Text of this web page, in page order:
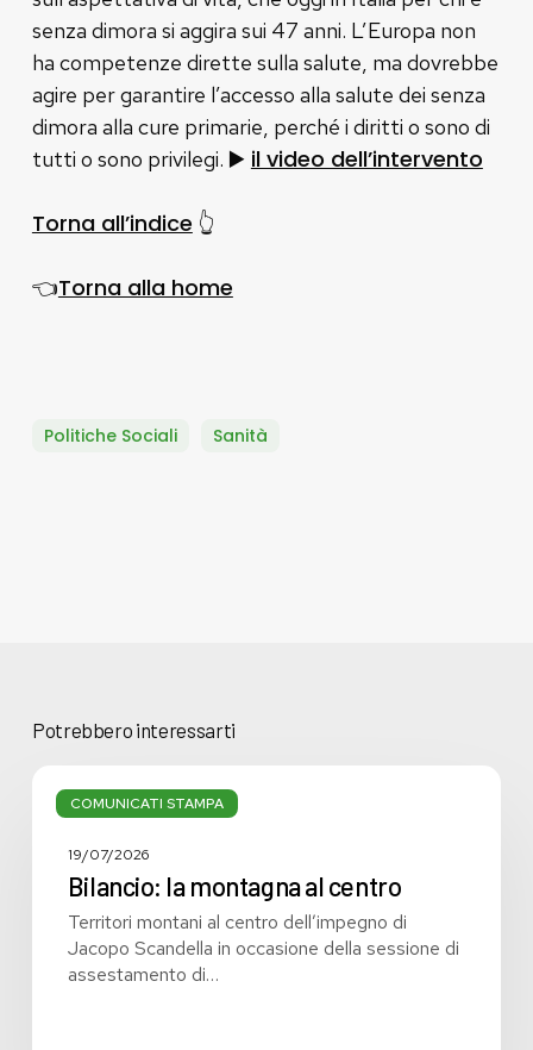
senza dimora si aggira sui 47 anni. L’Europa non
ha competenze dirette sulla salute, ma dovrebbe
agire per garantire l’accesso alla salute dei senza
dimora alla cure primarie, perché i diritti o sono di
tutti o sono privilegi. ▶️ il video dell’intervento
Torna all’indice 👆
👈Torna alla home
Politiche Sociali Sanità
Potrebbero interessarti
COMUNICATI STAMPA
centro
19/07/2026
Bilancio: la montagna al centro
Territori montani al centro dell’impegno di
Jacopo Scandella in occasione della sessione di
assestamento di…